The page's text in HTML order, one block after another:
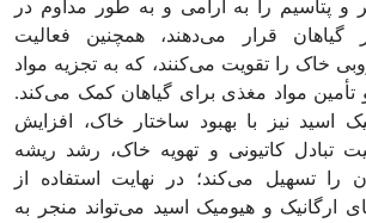
و پتاسیم را به آرامی و به طور مداوم در
گیاهان قرار می‌دهند، همچنین فعالیت
خاک را تقویت می‌کنند، که به تجزیه مواد
تأمین مواد مغذی برای گیاهان کمک می‌کند.
اسید نیز با بهبود ساختار خاک، افزایش
تبادل کاتیونی و تهویه خاک، رشد ریشه
را تسهیل می‌کند؛ در نهایت استفاده از
ارگانیک و هیومیک اسید می‌تواند منجر به